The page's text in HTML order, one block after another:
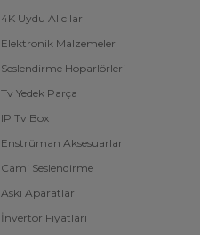
4K Uydu Alıcılar
Elektronik Malzemeler
Seslendirme Hoparlörleri
Tv Yedek Parça
IP Tv Box
Enstrüman Aksesuarları
Cami Seslendirme
Askı Aparatları
İnvertör Fiyatları